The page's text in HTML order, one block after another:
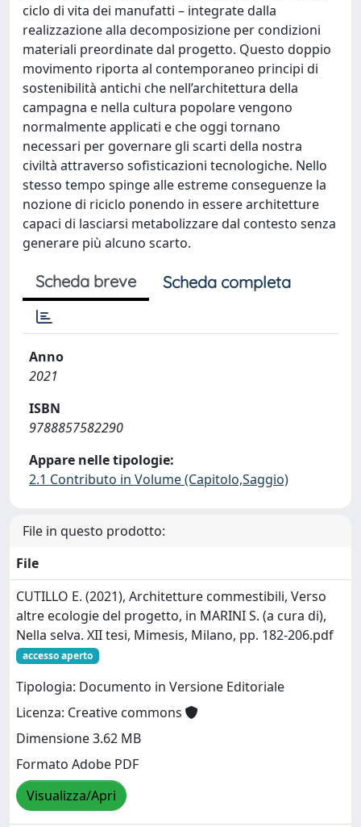
ciclo di vita dei manufatti – integrate dalla
realizzazione alla decomposizione per condizioni
materiali preordinate dal progetto. Questo doppio
movimento riporta al contemporaneo principi di
sostenibilità antichi che nell’architettura della
campagna e nella cultura popolare vengono
normalmente applicati e che oggi tornano
necessari per governare gli scarti della nostra
civiltà attraverso sofisticazioni tecnologiche. Nello
stesso tempo spinge alle estreme conseguenze la
nozione di riciclo ponendo in essere architetture
capaci di lasciarsi metabolizzare dal contesto senza
generare più alcuno scarto.
Scheda breve Scheda completa
Anno
2021
ISBN
9788857582290
Appare nelle tipologie:
2.1 Contributo in Volume (Capitolo,Saggio)
File in questo prodotto:
File
CUTILLO E. (2021), Architetture commestibili, Verso
altre ecologie del progetto, in MARINI S. (a cura di),
Nella selva. XII tesi, Mimesis, Milano, pp. 182-206.pdf
accesso aperto
Tipologia: Documento in Versione Editoriale
Licenza: Creative commons
Dimensione 3.62 MB
Formato Adobe PDF
Visualizza/Apri